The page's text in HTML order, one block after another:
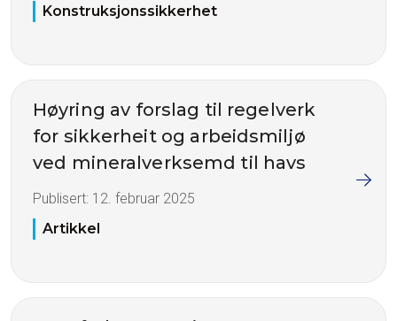
Konstruksjonssikkerhet
Høyring av forslag til regelverk
for sikkerheit og arbeidsmiljø
ved mineralverksemd til havs
Publisert: 12. februar 2025
Artikkel